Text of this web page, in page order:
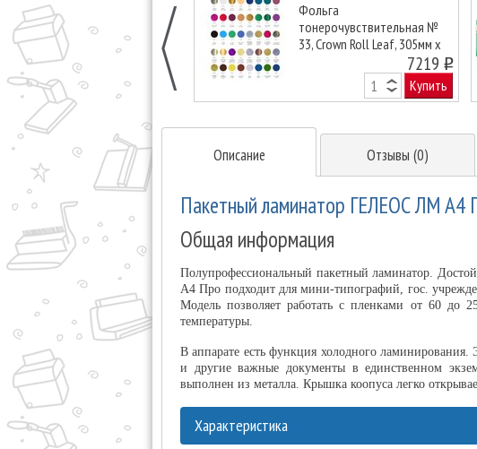
Фольга
тонерочувствительная №
33, Crown Roll Leaf, 305мм x
30м, 1/2 дюйма, золотое
битое стекло
7219 o
Купить
Описание Отзывы (0)
Пакетный ламинатор ГЕЛЕОС ЛМ A4
Общая информация
Полупрофессиональный пакетный ламинатор.
A4 Про подходит для мини-типографий, гос.
Модель позволяет работать с пленками от 60 до
температуры.
В аппарате есть функция холодного
и другие важные документы в единственном
выполнен из металла. Крышка коопуса легко
Характеристика